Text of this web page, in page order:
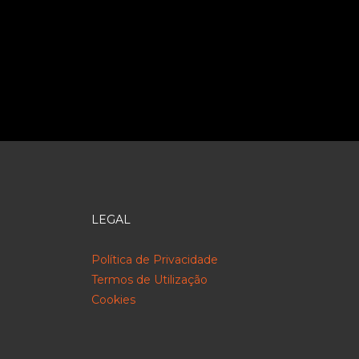
LEGAL
Política de Privacidade
Termos de Utilização
Cookies